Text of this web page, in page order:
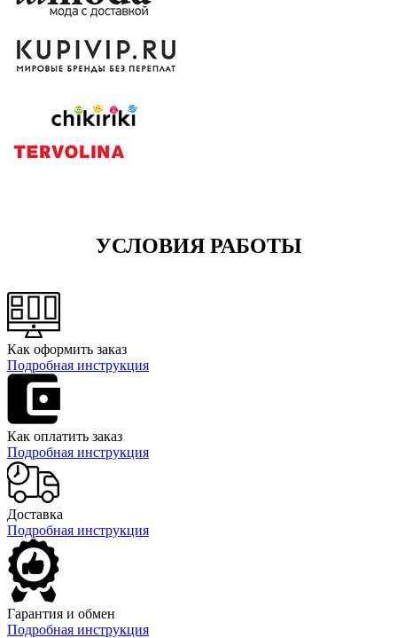
УСЛОВИЯ РАБОТЫ
Как оформить заказ
Подробная инструкция
Как оплатить заказ
Подробная инструкция
Доставка
Подробная инструкция
Гарантия и обмен
Подробная инструкция